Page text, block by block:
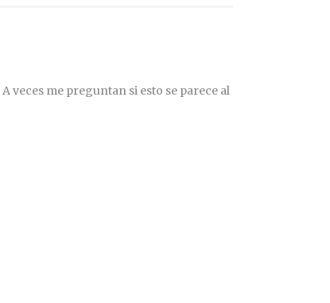
veces me preguntan si esto se parece al